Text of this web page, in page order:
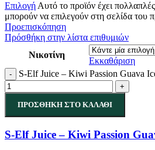
Επιλογή Αυτό το προϊόν έχει
μπορούν να επιλεγούν στη σελίδα του
Προεπισκόπηση
Πρόσθήκη στην λίστα επιθυμιών
Νικοτίνη
Εκκαθάριση
- S-Elf Juice – Kiwi Passion Guava
+
ΠΡΟΣΘΉΚΗ ΣΤΟ ΚΑΛΆΘΙ
S-Elf Juice – Kiwi Passion